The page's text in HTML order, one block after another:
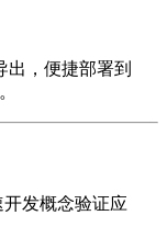
出，便捷部署到
发概念验证应